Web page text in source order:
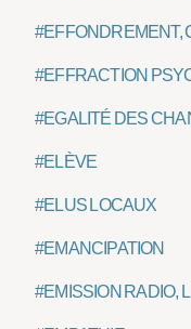
#EFFONDREMENT,
#EFFRACTION
#EGALITÉ DES
#ELÈVE
#ELUS LOCAUX
#EMANCIPATION
#EMISSION RADIO,